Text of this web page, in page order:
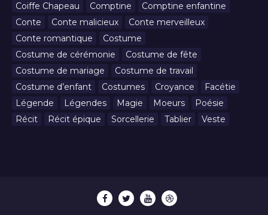
Coiffe Chapeau
Comptine
Comptine enfantine
Conte
Conte malicieux
Conte merveilleux
Conte romantique
Costume
Costume de cérémonie
Costume de fête
Costume de mariage
Costume de travail
Costume d’enfant
Costumes Croyance
Facétie
Légende
Légendes Magie Moeurs
Poésie
Récit
Récit épique Sorcellerie Tablier Veste